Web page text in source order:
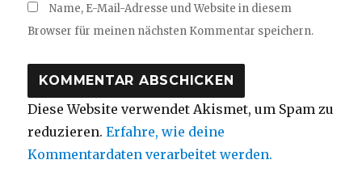
Name, E-Mail-Adresse und Website in diesem
Browser für meinen nächsten Kommentar speichern.
Diese Website verwendet Akismet, um Spam zu
reduzieren.Erfahre, wie deine
Kommentardaten verarbeitet werden.